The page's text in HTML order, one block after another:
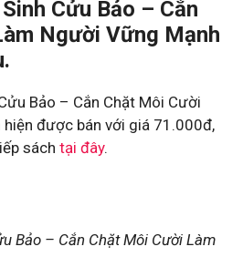
Cửu Bảo – Cắn
Người Vững Mạnh
Bảo – Cắn Chặt Môi Cười
được bán với giá 71.000đ,
sách tại đây.
Bảo – Cắn Chặt Môi Cười Làm